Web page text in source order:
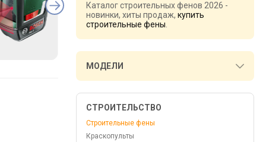
Каталог строительных фенов 2026 -
новинки, хиты продаж, купить
строительные фены
МОДЕЛИ
СТРОИТЕЛЬСТВО
Строительные фены
Краскопульты